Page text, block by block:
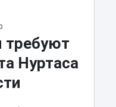
требуют
Нуртаса